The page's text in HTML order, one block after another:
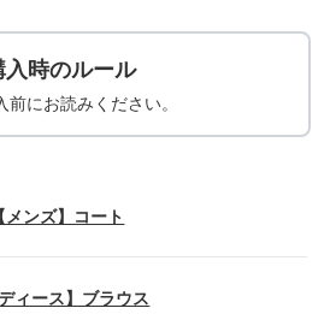
入時のルール
前にお読みください。
【メンズ】コート
ディース】ブラウス